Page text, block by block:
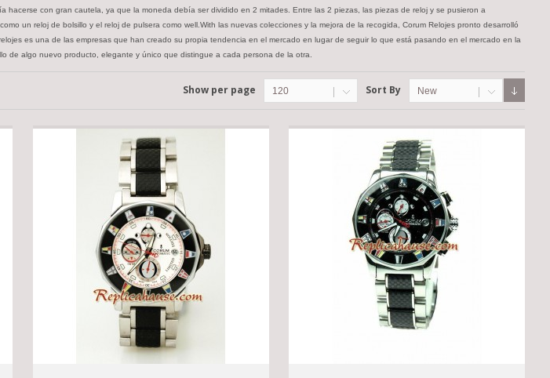
con gran cautela, ya que la moneda debía ser dividido en 2 mitades. Entre las 2 piezas, las piezas de reloj y se pusieron a
un reloj de bolsillo y el reloj de pulsera como well.With las nuevas colecciones y la mejora de la recogida, Corum Relojes pronto desarrolló
es una de las empresas que han creado su propia tendencia en el mercado en lugar de seguir lo que está pasando en el mercado en la
de algo nuevo producto, elegante y único que distingue a cada persona de la otra.
Sort By New
Show per page 120